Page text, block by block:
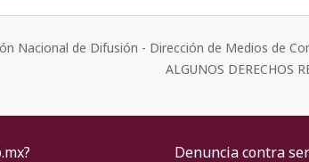
Nacional de Difusión - Dirección de Medios de
ALGUNOS DERECHOS
Denuncia contra